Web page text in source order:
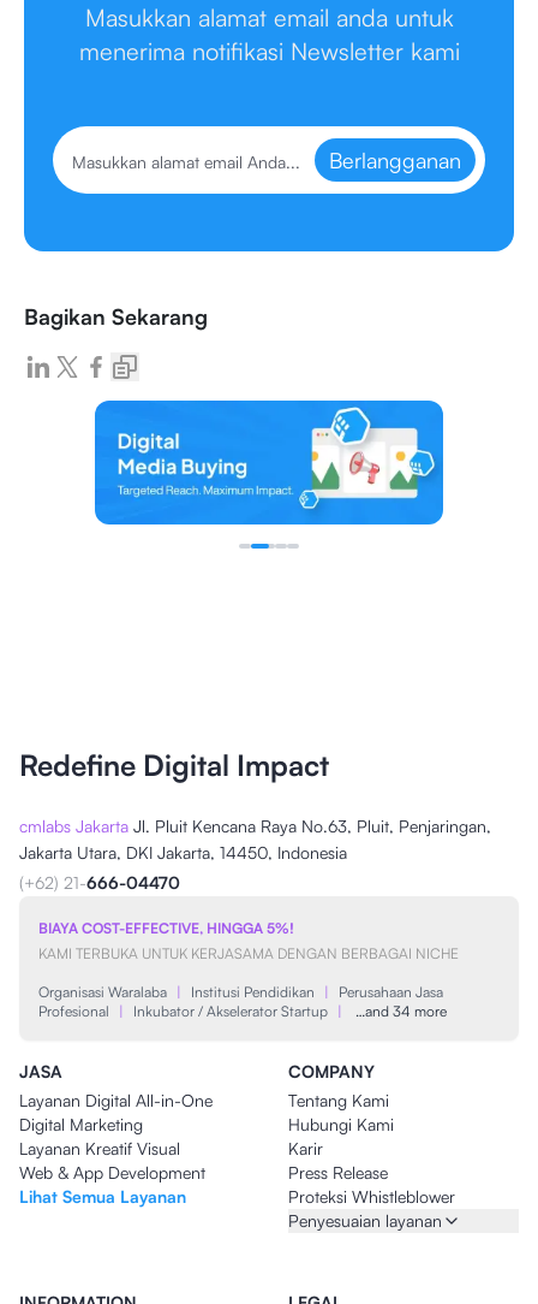
Masukkan alamat email anda untuk
menerima notifikasi Newsletter kami
Berlangganan
Bagikan Sekarang
Redefine Digital Impact
cmlabs Jakarta Jl. Pluit Kencana Raya No.63, Pluit, Penjaringan,
Jakarta Utara, DKI Jakarta, 14450, Indonesia
(+62) 21-666-04470
BIAYA COST-EFFECTIVE, HINGGA 5%!
KAMI TERBUKA UNTUK KERJASAMA DENGAN BERBAGAI NICHE
Organisasi Waralaba | Institusi Pendidikan |
Perusahaan Jasa
Profesional
| Inkubator / Akselerator Startup | …and 34 more
JASA
Layanan Digital All-in-One
Digital Marketing
Layanan Kreatif Visual
Web & App Development
Lihat Semua Layanan
COMPANY
Tentang Kami
Hubungi Kami
Karir
Press Release
Proteksi Whistleblower
Penyesuaian layanan